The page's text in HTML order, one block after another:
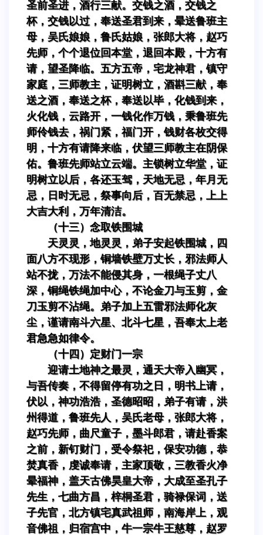
圣前圣进，酒行三献。交钱之酒，交钱之
杯，交钱以过，奉送圣君到来，晕送鲁班主
母，吴氏娘娘，鲁氏姑娘，张郎大将，赵巧
先师，个个退位回本堂，退回本殿，十方有
请，望圣降临。五方五帝，宅龙神君，镇守
家庭，三师教主，证明树立，酒斟三献，奉
送之酒，奉送之杯，奉送以毕，化钱到来，
火化钱，云路开，一钱化作万钱，秉鲁班先
师伶钱去，祸门紧，福门开，钱财各枚交得
明，十方有请降来临，伏望三师教主在阴保
佑。鲁班先师站立云端。主锁树立华堂，证
明树立以后，各还玉驾，天地无忌，年月无
忌，日时无忌，祭事向后，百无禁忌，上上
大吉大利，万年清洁。
（十三）念取铁围城
天灵灵，地灵灵，弟子安起铁围城，四
面八方不现形，铜墙铁壁万丈长，邪法师人
站不拢，万法不能侵其身，一根绳子丈八
深，铜绳铁绳加中心，不论金刀与玉剪，金
刀玉剪不沾绳。弟子加上五雷邪法师化灰
尘，谨请南斗六星、北斗七星，吾奉太上老
君急急如律令。
（十四）定财门一宗
迎请土地神之最灵，通天大帝入幽冥，
与吾传奏，不得留停有功之日，明书上请，
伏以，神功浩浩，圣德昭昭，弟子有请，洪
州得道，鲁班先人，吴氏老母，张郎大将，
赵巧先师，曲尺童子，墨斗郎君，请赴香案
之前，新钉财门，受令祭祀，保安功德，恭
焚真香，虔诚奉请，主家顶敬，三教香火净
晕福神，盖天古佛昊皇大帝，大成至圣孔子
先生，七曲方昌，梓桐圣君，骑禄保词，送
子先官，北方镇宅真武祖师，南海岸上，观
音佛祖，归宿宫中，牛一宗牛王慈尊，赵罗